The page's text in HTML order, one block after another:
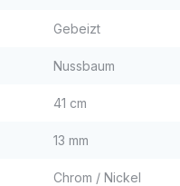
Gebeizt
Nussbaum
41 cm
13 mm
Chrom / Nickel